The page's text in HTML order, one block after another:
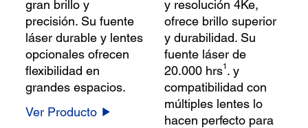
gran brillo y
precisión. Su fuente
láser durable y lentes
opcionales ofrecen
flexibilidad en
grandes espacios.
Ver Producto
y resolución 4Ke,
ofrece brillo superior
y durabilidad. Su
fuente láser de
20.000 hrs1 . y
compatibilidad con
múltiples lentes lo
hacen perfecto para